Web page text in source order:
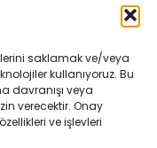
saklamak ve/veya
kullanıyoruz. Bu
davranışı veya
verecektir. Onay
ve işlevleri